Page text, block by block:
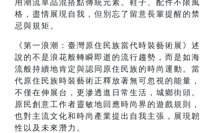
用潮流單品混搭點傳統元素。鞋子、配件不限風
格，盡情展現自我，但別忘了留意長輩提醒的禁
忌與規矩。
《第一浪潮：臺灣原住民族當代時裝藝術展》述
說的不是浪花般轉瞬即逝的流行趨勢，而是如海
流般持續地肯定與認同原住民族的時尚運動。當
代原住民族時裝藝術正釋放著無可忽視的能量，
不僅在伸展台，更滲透進日常生活，城鄉街頭。
原民創意工作者靈敏地回應時尚界的遊戲規則，
也對主流文化和時尚產業提出自我主張，展現韌
性以及未來潛力。